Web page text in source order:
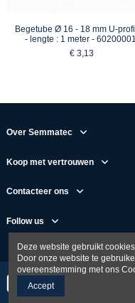
Begetube Ø 16 - 18 mm U-
- lengte : 1 meter -
€ 3,13
Over Semmatec
Koop met vertrouwen
Contacteer ons
Follow us
Deze website gebruikt
Door onze website te
overeenstemming met ons
Accept